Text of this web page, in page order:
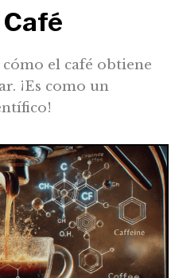
el café obtiene
¡Es como un